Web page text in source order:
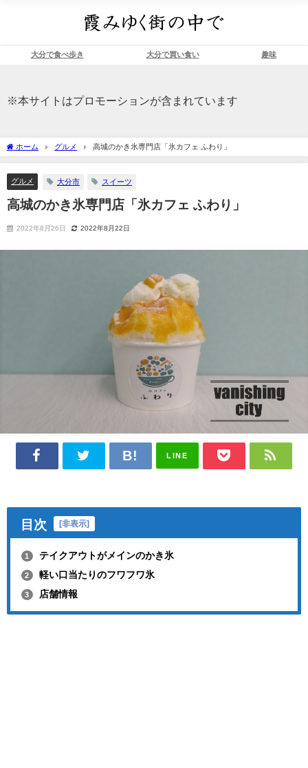
大分で食べ歩き 大分で買い食い 趣味
※本サイトはプロモーションが含まれています
ホーム グルメ 高城のかき氷専門店「氷カフェ ふわり」
グルメ 大分市 スイーツ
高城のかき氷専門店「氷カフェ ふわり」
2022年8月26日 2022年8月22日
LINE
目次 [非表示]
1 テイクアウトがメインのかき氷
2 軽い口当たりのフワフワ氷
3 店舗情報